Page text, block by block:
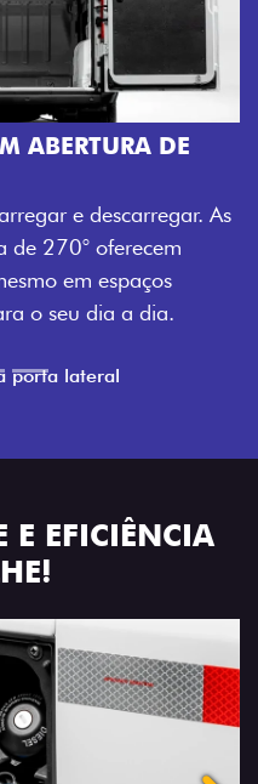
ABERTURA DE
e descarregar. As
de 270° oferecem
em espaços
o seu dia a dia.
EFICIÊNCIA